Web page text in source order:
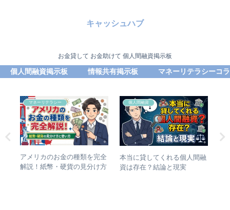
キャッシュハブ
お金貸して お金助けて 個人間融資掲示板
個人間融資掲示板 情報共有掲示板 マネーリテラシーコ
マネーリテラシー
アメリカのお金の種類を完全
解説！紙幣・硬貨の見分け方
個人間融資
本当に貸してくれる個人間融
資は存在？結論と現実